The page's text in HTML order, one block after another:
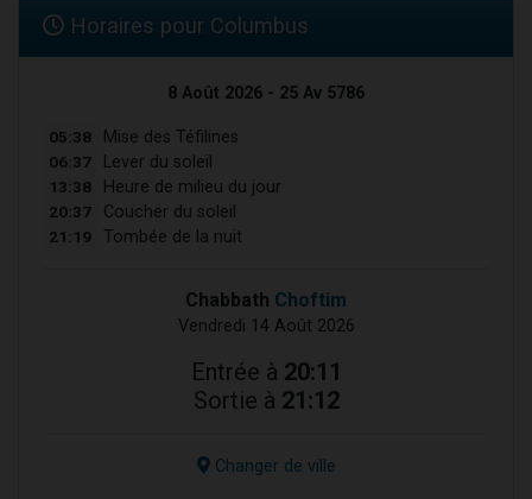
Horaires pour Columbus
8 Août 2026 - 25 Av 5786
05:38 Mise des Téfilines
06:37 Lever du soleil
13:38 Heure de milieu du jour
20:37 Coucher du soleil
21:19 Tombée de la nuit
Chabbath Choftim
Vendredi 14 Août 2026
Entrée à 20:11
Sortie à 21:12
Changer de ville